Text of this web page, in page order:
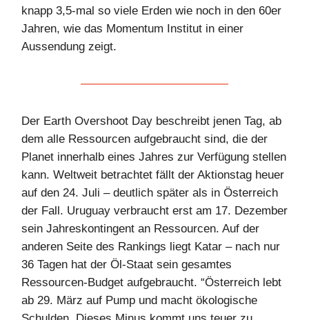
knapp 3,5-mal so viele Erden wie noch in den 60er
Jahren, wie das Momentum Institut in einer
Aussendung zeigt.
Der Earth Overshoot Day beschreibt jenen Tag, ab
dem alle Ressourcen aufgebraucht sind, die der
Planet innerhalb eines Jahres zur Verfügung stellen
kann. Weltweit betrachtet fällt der Aktionstag heuer
auf den 24. Juli – deutlich später als in Österreich
der Fall. Uruguay verbraucht erst am 17. Dezember
sein Jahreskontingent an Ressourcen. Auf der
anderen Seite des Rankings liegt Katar – nach nur
36 Tagen hat der Öl-Staat sein gesamtes
Ressourcen-Budget aufgebraucht. “Österreich lebt
ab 29. März auf Pump und macht ökologische